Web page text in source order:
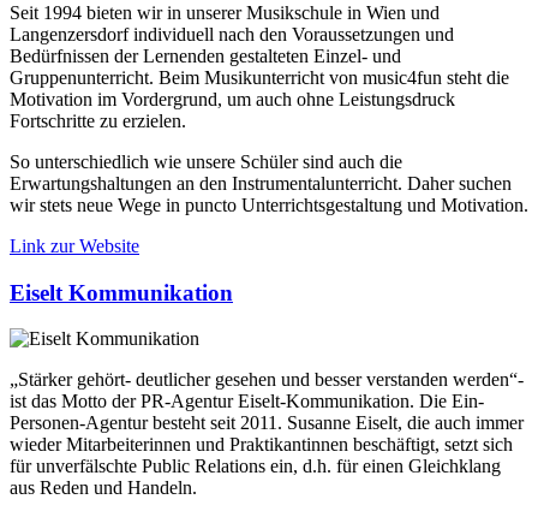
Seit 1994 bieten wir in unserer Musikschule in Wien und
Langenzersdorf individuell nach den Voraussetzungen und
Bedürfnissen der Lernenden gestalteten Einzel- und
Gruppenunterricht. Beim Musikunterricht von music4fun steht die
Motivation im Vordergrund, um auch ohne Leistungsdruck
Fortschritte zu erzielen.
So unterschiedlich wie unsere Schüler sind auch die
Erwartungshaltungen an den Instrumentalunterricht. Daher suchen
wir stets neue Wege in puncto Unterrichtsgestaltung und Motivation.
Link zur Website
Eiselt Kommunikation
„Stärker gehört- deutlicher gesehen und besser verstanden werden“-
ist das Motto der PR-Agentur Eiselt-Kommunikation. Die Ein-
Personen-Agentur besteht seit 2011. Susanne Eiselt, die auch immer
wieder Mitarbeiterinnen und Praktikantinnen beschäftigt, setzt sich
für unverfälschte Public Relations ein, d.h. für einen Gleichklang
aus Reden und Handeln.